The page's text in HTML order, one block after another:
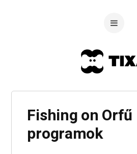
Fishing on Orfű
programok